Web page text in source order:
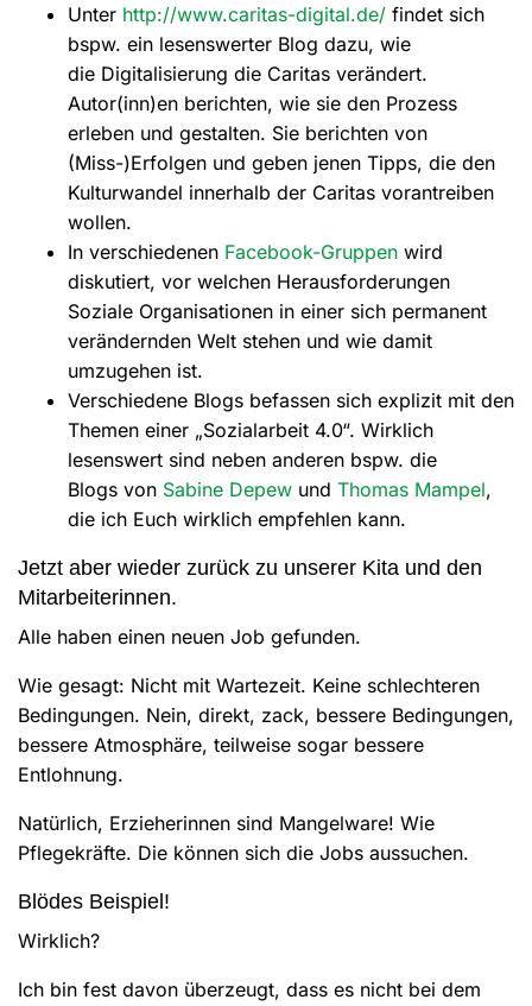
Unter http://www.caritas-digital.de/findet sich
bspw. ein lesenswerter Blog dazu, wie
die Digitalisierung die Caritas verändert.
Autor(inn)en berichten, wie sie den Prozess
erleben und gestalten. Sie berichten von
(Miss-)Erfolgen und geben jenen Tipps, die den
Kulturwandel innerhalb der Caritas vorantreiben
wollen.
In verschiedenenFacebook-Gruppenwird
diskutiert, vor welchen Herausforderungen
Soziale Organisationen in einer sich permanent
verändernden Welt stehen und wie damit
umzugehen ist.
Verschiedene Blogs befassen sich explizit mit den
Themen einer „Sozialarbeit 4.0“. Wirklich
lesenswert sind neben anderen bspw. die
Blogs von Sabine Depewund Thomas Mampel,
die ich Euch wirklich empfehlen kann.
Jetzt aber wieder zurück zu unserer Kita und den
Mitarbeiterinnen.
Alle haben einen neuen Job gefunden.
Wie gesagt: Nicht mit Wartezeit. Keine schlechteren
Bedingungen. Nein, direkt, zack, bessere Bedingungen,
bessere Atmosphäre, teilweise sogar bessere
Entlohnung.
Natürlich, Erzieherinnen sind Mangelware! Wie
Pflegekräfte. Die können sich die Jobs aussuchen.
Blödes Beispiel!
Wirklich?
Ich bin fest davon überzeugt, dass es nicht bei dem